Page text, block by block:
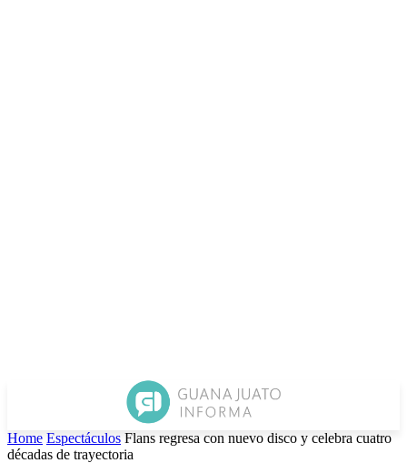
Home Espectáculos Flans regresa con nuevo disco y celebra cuatro
décadas de trayectoria